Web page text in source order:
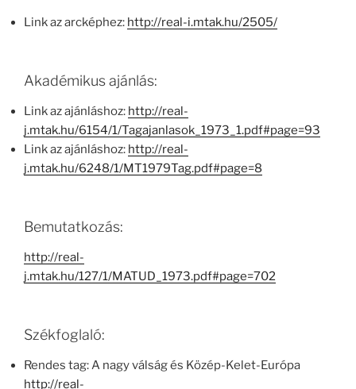
Link az arcképhez: http://real-i.mtak.hu/2505/
Akadémikus ajánlás:
Link az ajánláshoz: http://real-
j.mtak.hu/6154/1/Tagajanlasok_1973_1.pdf#page=93
Link az ajánláshoz: http://real-
j.mtak.hu/6248/1/MT1979Tag.pdf#page=8
Bemutatkozás:
http://real-
j.mtak.hu/127/1/MATUD_1973.pdf#page=702
Székfoglaló:
Rendes tag: A nagy válság és Közép-Kelet-Európa
http://real-